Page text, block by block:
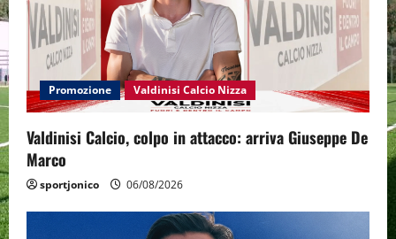
Promozione Valdinisi Calcio Nizza
Valdinisi Calcio, colpo in attacco: arriva Giuseppe De
Marco
sportjonico 06/08/2026